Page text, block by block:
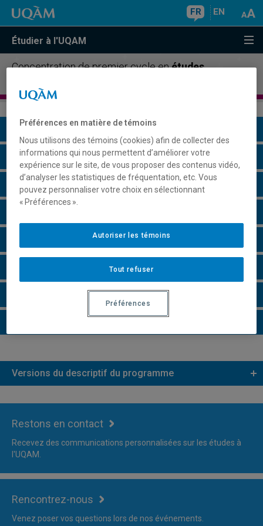
FR EN
Étudier à l'UQAM
Concentration de premier cycle enétudes
Présentation du programme
Conditions d'admission
Cours à suivre et horaires
Perspectives professionnelles
Remarques et règlements
Faire une demande d'admission
Versions du descriptif du programme
Restons en contact
Recevez des communications personnalisées sur les études à
l'UQAM.
Rencontrez-nous
Venez poser vos questions lors de nos événements.
Préférences en matière de témoins
Nous utilisons des témoins (cookies) afin de collecter des
informations qui nous permettent d’améliorer votre
expérience sur le site, de vous proposer des contenus vidéo,
d’analyser les statistiques de fréquentation, etc. Vous
pouvez personnaliser votre choix en sélectionnant
« Préférences ».
Tout refuser
Autoriser les témoins
Préférences